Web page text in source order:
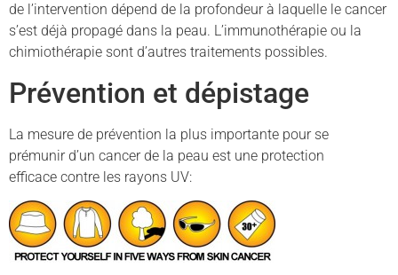
de l’intervention dépend de la profondeur à laquelle le cancer
s’est déjà propagé dans la peau. L’immunothérapie ou la
chimiothérapie sont d’autres traitements possibles.
Prévention et dépistage
La mesure de prévention la plus importante pour se
prémunir d’un cancer de la peau est une protection
efficace contre les rayons UV: